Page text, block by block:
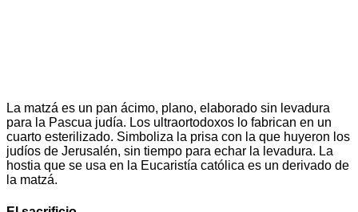
La matzá es un pan ácimo, plano, elaborado sin levadura
para la Pascua judía. Los ultraortodoxos lo fabrican en un
cuarto esterilizado. Simboliza la prisa con la que huyeron los
judíos de Jerusalén, sin tiempo para echar la levadura. La
hostia que se usa en la Eucaristía católica es un derivado de
la matzá.